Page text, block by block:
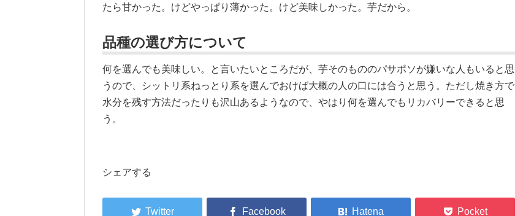
たら甘かった。けどやっぱり薄かった。けど美味しかった。芋だから。
品種の選び方について
何を選んでも美味しい。と言いたいところだが、芋そのもののパサポソが嫌いな人もいると思
うので、シットリ系ねっとり系を選んでおけば大概の人の口には合うと思う。ただし焼き方で
水分を残す方法だったりも沢山あるようなので、やはり何を選んでもリカバリーできると思
う。
シェアする